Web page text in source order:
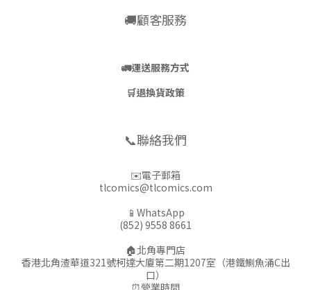
🚚顧客服務
🚛運送服務方式
🛒退換貨政策
📞聯絡我們
✉️電子郵箱
tlcomics@tlcomics.com
📱WhatsApp
(852) 9558 8661
🏠北角專門店
香港北角渣華道321號柯達大廈第二期1207室（港鐵鰂魚涌C出
口）
⏰營業時間